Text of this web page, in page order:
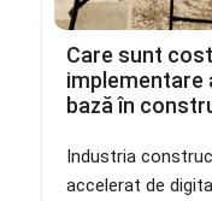
Care sunt
implementare
bază în
Industria
accelerat de